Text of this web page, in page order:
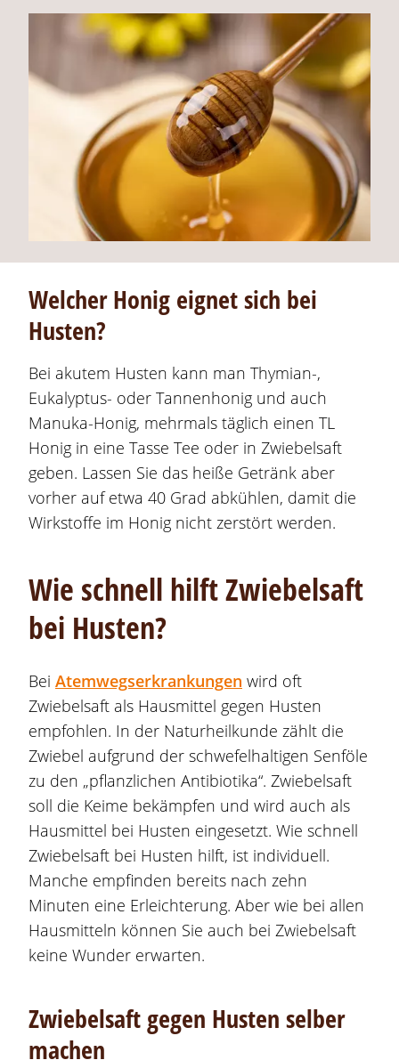
Welcher Honig eignet sich bei
Husten?
Bei akutem Husten kann man Thymian-,
Eukalyptus- oder Tannenhonig und auch
Manuka-Honig, mehrmals täglich einen TL
Honig in eine Tasse Tee oder in Zwiebelsaft
geben. Lassen Sie das heiße Getränk aber
vorher auf etwa 40 Grad abkühlen, damit die
Wirkstoffe im Honig nicht zerstört werden.
Wie schnell hilft Zwiebelsaft
bei Husten?
Bei Atemwegserkrankungen wird oft
Zwiebelsaft als Hausmittel gegen Husten
empfohlen. In der Naturheilkunde zählt die
Zwiebel aufgrund der schwefelhaltigen Senföle
zu den „pflanzlichen Antibiotika“. Zwiebelsaft
soll die Keime bekämpfen und wird auch als
Hausmittel bei Husten eingesetzt. Wie schnell
Zwiebelsaft bei Husten hilft, ist individuell.
Manche empfinden bereits nach zehn
Minuten eine Erleichterung. Aber wie bei allen
Hausmitteln können Sie auch bei Zwiebelsaft
keine Wunder erwarten.
Zwiebelsaft gegen Husten selber
machen